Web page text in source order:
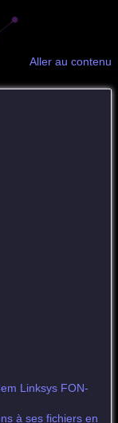
Aller au contenu
Linksys FON-
à ses fichiers en